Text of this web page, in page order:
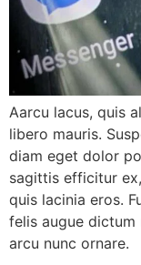
Aarcu lacus, quis
libero mauris.
diam eget dolor
sagittis efficitur
quis lacinia eros.
felis augue dictum
arcu nunc ornare.